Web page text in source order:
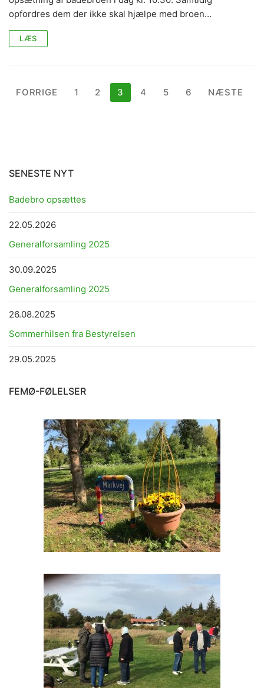
opfordres dem der ikke skal hjælpe med broen…
LÆS
Indlægsinddeling
FORRIGE 1 2 3 4 5 6 NÆSTE
SENESTE NYT
Badebro opsættes
22.05.2026
Generalforsamling 2025
30.09.2025
Generalforsamling 2025
26.08.2025
Sommerhilsen fra Bestyrelsen
29.05.2025
FEMØ-FØLELSER